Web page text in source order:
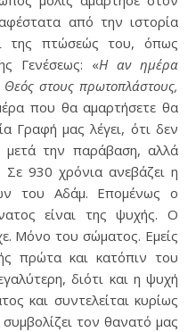
από την ιστορία
της πτώσεώς του, όπως
Γενέσεως: «Η αν ημέρα
στους πρωτοπλάστους,
που θα αμαρτήσετε θα
Γραφή μας λέγει, ότι δεν
την παράβαση, αλλά
930 χρόνια ανεβάζει η
του Αδάμ. Επομένως ο
είναι της ψυχής. Ο
Μόνο του σώματος. Εμείς
πρώτα και κατόπιν του
διότι και η ψυχή
και συντελείται κυρίως
τον θανατό μας